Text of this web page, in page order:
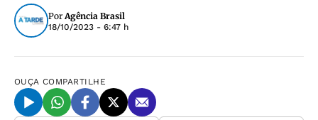
PorAgência Brasil
18/10/2023 - 6:47 h
OUÇA COMPARTILHE